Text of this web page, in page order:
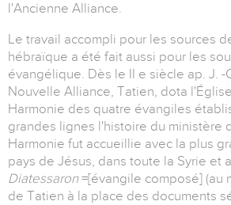
l'Ancienne Alliance.
Le travail accompli pour les sources
hébraïque a été fait aussi pour les
évangélique. Dès le II e siècle ap. J. -
Nouvelle Alliance, Tatien, dota
Harmonie des quatre évangiles
grandes lignes l'histoire du ministère
Harmonie fut accueillie avec la plus
pays de Jésus, dans toute la Syrie et
Diatessaron=[évangile composé] (au
de Tatien à la place des documents